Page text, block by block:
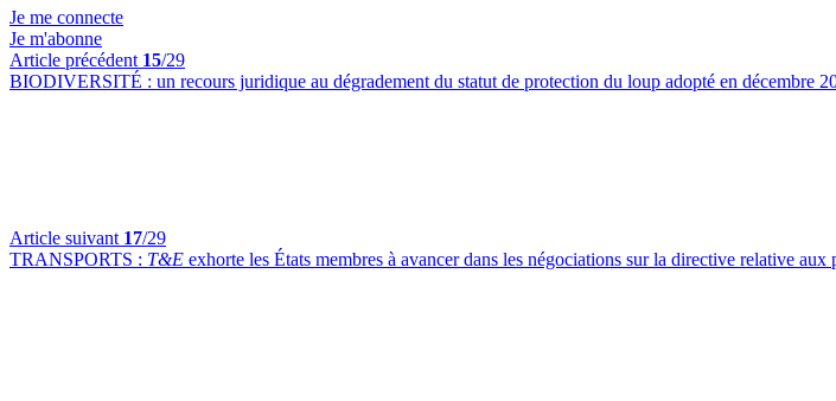
Je me connecte
Je m'abonne
Article précédent 15/29
BIODIVERSITÉ : un recours juridique au dégradement du statut de protection du loup adopté en décembre
Article suivant 17/29
TRANSPORTS : T&E exhorte les États membres à avancer dans les négociations sur la directive relative